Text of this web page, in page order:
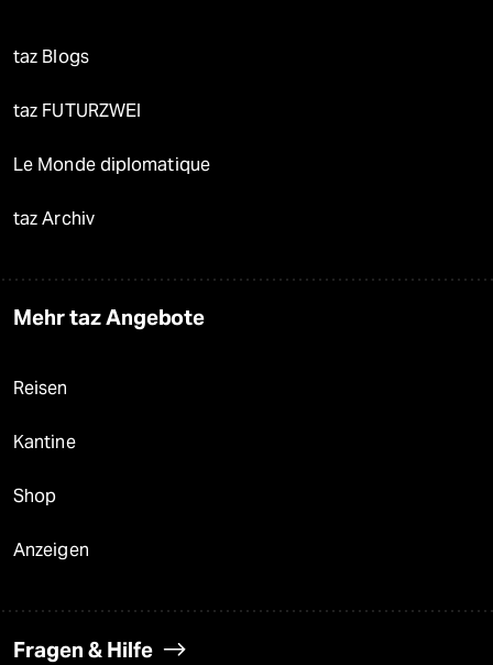
taz Blogs
taz FUTURZWEI
Le Monde diplomatique
taz Archiv
Mehr taz Angebote
Reisen
Kantine
Shop
Anzeigen
Fragen & Hilfe